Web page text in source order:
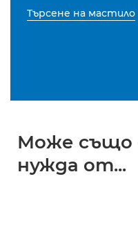
Търсене на мастило
Може също
нужда от...